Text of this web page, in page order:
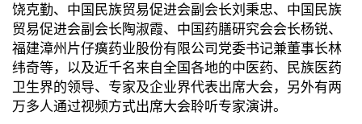
饶克勤、中国民族贸易促进会副会长刘秉忠、中国民族
贸易促进会副会长陶淑霞、中国药膳研究会会长杨锐、
福建漳州片仔癀药业股份有限公司党委书记兼董事长林
纬奇等，以及近千名来自全国各地的中医药、民族医药
卫生界的领导、专家及企业界代表出席大会，另外有两
万多人通过视频方式出席大会聆听专家演讲。